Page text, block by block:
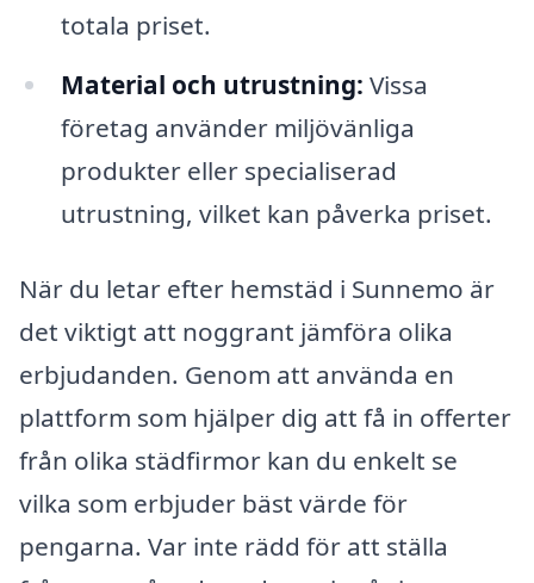
totala priset.
Material och utrustning: Vissa
företag använder miljövänliga
produkter eller specialiserad
utrustning, vilket kan påverka priset.
När du letar efter hemstäd i Sunnemo är
det viktigt att noggrant jämföra olika
erbjudanden. Genom att använda en
plattform som hjälper dig att få in offerter
från olika städfirmor kan du enkelt se
vilka som erbjuder bäst värde för
pengarna. Var inte rädd för att ställa